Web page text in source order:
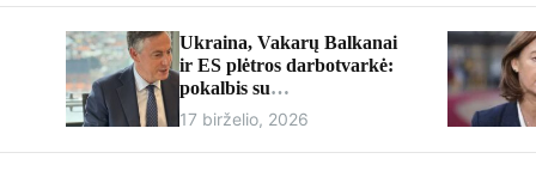
Ukraina, Vakarų Balkanai
ir ES plėtros darbotvarkė:
pokalbis su
europarlamentaru Davidu
McAllisteriu
17 birželio, 2026